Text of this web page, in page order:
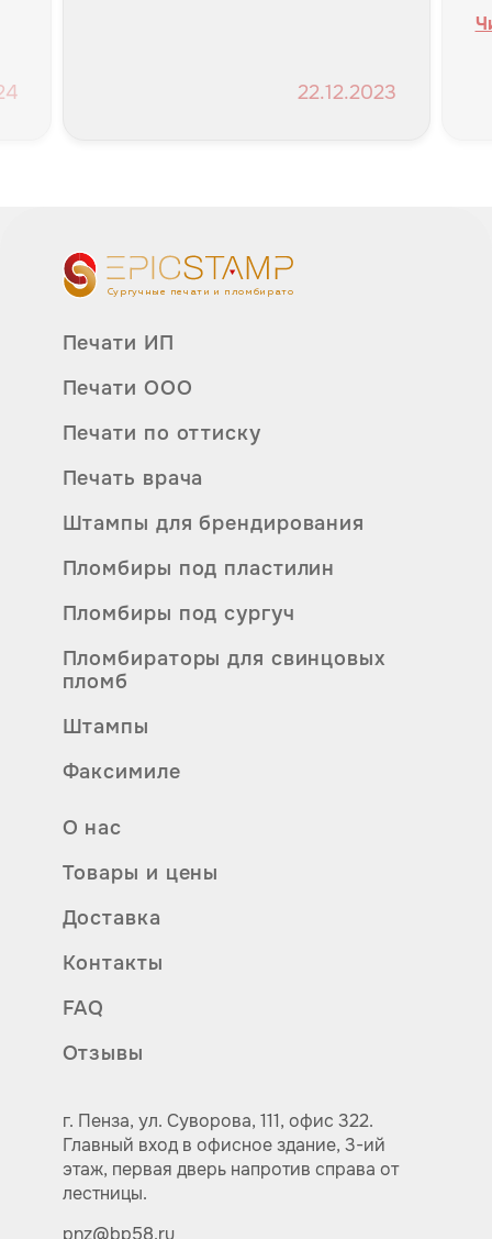
22.12.2023
Сургучные печати и пломбираторы
Печати ИП
Печати ООО
Печати по оттиску
Печать врача
Пломбираторы для свинцовых
пломб
Пломбиры под пластилин
Пломбиры под сургуч
Факсимиле
Штампы
Штампы для брендирования
О нас
Товары и цены
Доставка
Контакты
FAQ
Отзывы
г. Пенза, ул. Суворова, 111, офис 322.
Главный вход в офисное здание, 3-ий
этаж, первая дверь напротив справа от
лестницы.
pnz@bp58.ru